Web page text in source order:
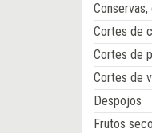
Cortes de
Cortes de
Cortes de
Despojos
Frutos